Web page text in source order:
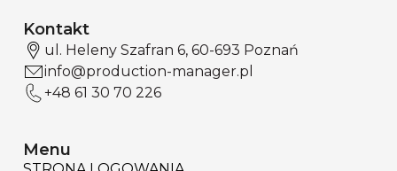
Kontakt
ul. Heleny Szafran 6, 60-693 Poznań
info@production-manager.pl
+48 61 30 70 226
Menu